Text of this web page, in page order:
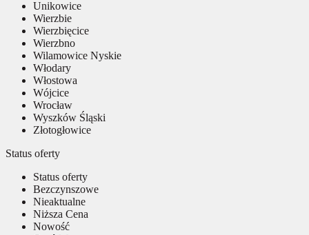
Unikowice
Wierzbie
Wierzbięcice
Wierzbno
Wilamowice Nyskie
Włodary
Włostowa
Wójcice
Wrocław
Wyszków Śląski
Złotogłowice
Status oferty
Status oferty
Bezczynszowe
Nieaktualne
Niższa Cena
Nowość